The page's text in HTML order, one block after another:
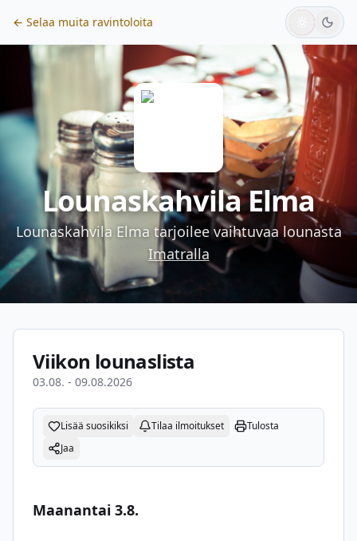
← Selaa muita ravintoloita
Lounaskahvila Elma
Lounaskahvila Elmatarjoilee vaihtuvaa lounasta
Imatralla
Viikon lounaslista
03.08. - 09.08.2026
Lisää suosikiksi Tilaa ilmoitukset
Tulosta
Jaa
Maanantai 3.8.